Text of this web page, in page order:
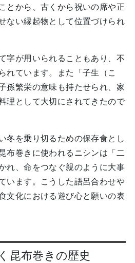
とから、古くから祝いの席や正
ない縁起物として位置づけられ
字が用いられることもあり、不
れています。また「子生（こ
孫繁栄の意味も持たせられ、家
理として大切にされてきたので
冬を乗り切るための保存食とし
布巻きに使われるニシンは「二
れ、命をつなぐ親のように大事
います。こうした語呂合わせや
文化における遊び心と願いの表
昆布巻きの歴史